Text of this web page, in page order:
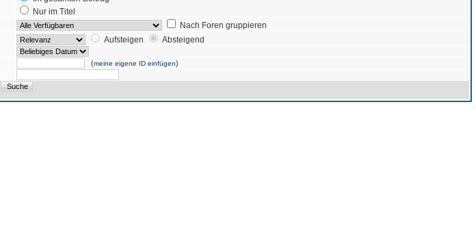
Nur im Titel
Nach Foren gruppieren
Aufsteigen
Absteigend
(meine eigene ID einfügen)